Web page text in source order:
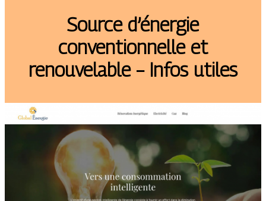
Source d’énergie
conventionnelle et
renouvelable – Infos utiles